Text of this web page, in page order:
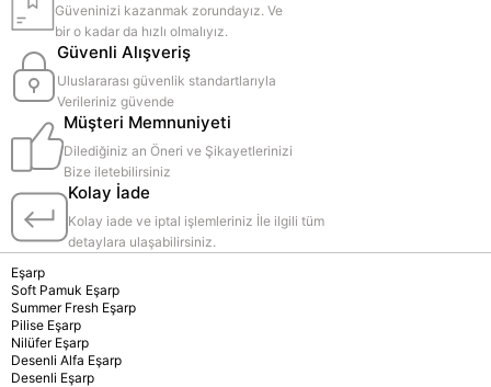
Güveninizi kazanmak zorundayız. Ve
bir o kadar da hızlı olmalıyız.
Güvenli Alışveriş
Uluslararası güvenlik standartlarıyla
Verileriniz güvende
Müşteri Memnuniyeti
Dilediğiniz an Öneri ve Şikayetlerinizi
Bize iletebilirsiniz
Kolay İade
Kolay iade ve iptal işlemleriniz İle ilgili tüm
detaylara ulaşabilirsiniz.
Eşarp
Soft Pamuk Eşarp
Summer Fresh Eşarp
Pilise Eşarp
Nilüfer Eşarp
Desenli Alfa Eşarp
Desenli Eşarp